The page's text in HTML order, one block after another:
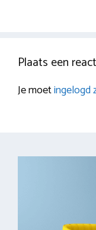
Plaats een
Je moetingelogd